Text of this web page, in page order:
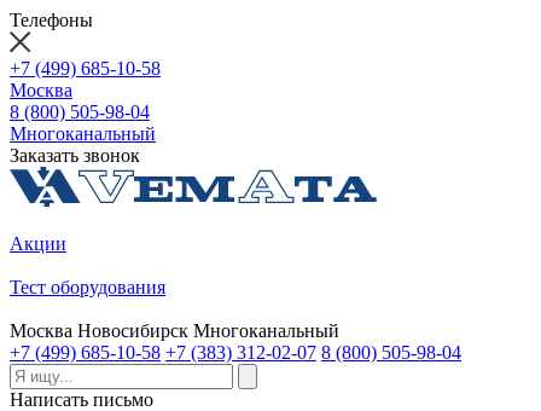
Телефоны
+7 (499) 685-10-58
Москва
8 (800) 505-98-04
Многоканальный
Заказать звонок
Акции
Тест оборудования
Москва Новосибирск Многоканальный
+7 (499) 685-10-58 +7 (383) 312-02-07 8 (800) 505-98-04
Написать письмо